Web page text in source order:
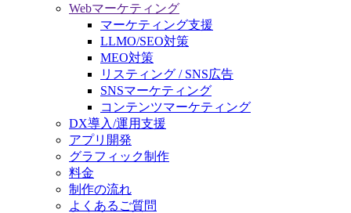
Webマーケティング
マーケティング支援
LLMO/SEO対策
MEO対策
リスティング / SNS広告
SNSマーケティング
コンテンツマーケティング
DX導入/運用支援
アプリ開発
グラフィック制作
料金
制作の流れ
よくあるご質問